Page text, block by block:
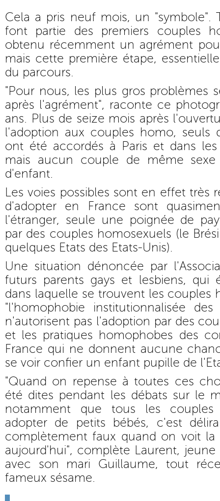
Cela a pris neuf mois, un "symbole".
font partie des premiers couples
obtenu récemment un agrément
mais cette première étape,
du parcours.
"Pour nous, les plus gros problèmes
après l'agrément", raconte ce
ans. Plus de seize mois après
l'adoption aux couples homo, seuls
ont été accordés à Paris et dans les
mais aucun couple de même
d'enfant.
Les voies possibles sont en effet très
d'adopter en France sont
l'étranger, seule une poignée de
par des couples homosexuels (le
quelques Etats des Etats-Unis).
Une situation dénoncée par
futurs parents gays et lesbiens, qui
dans laquelle se trouvent les couples
"l'homophobie institutionnalisée
n'autorisent pas l'adoption par des
et les pratiques homophobes des
France qui ne donnent aucune
se voir confier un enfant pupille de
"Quand on repense à toutes ces
été dites pendant les débats sur le
notamment que tous les couples
adopter de petits bébés, c'est
complètement faux quand on voit la
aujourd'hui", complète Laurent, jeune
avec son mari Guillaume, tout
fameux sésame.